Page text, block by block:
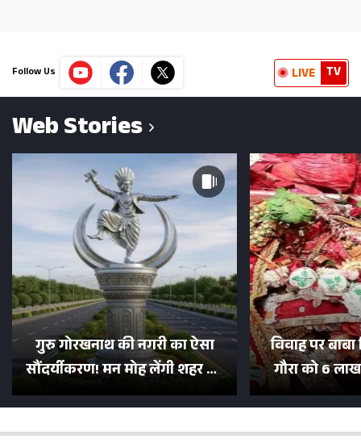
Follow Us LIVE TV
Web Stories
गुरु गोरखनाथ की नगरी का ऐसा
सौंदर्यीकरण! मन मोह लेंगी शहर की
सड़कें; देखें Photos
विवाह पर
गौरा को 6
500 भक्तों